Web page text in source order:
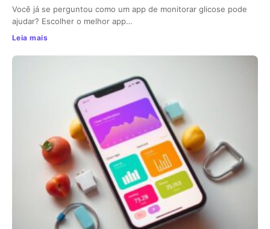
Você já se perguntou como um app de monitorar glicose pode
ajudar? Escolher o melhor app…
Leia mais